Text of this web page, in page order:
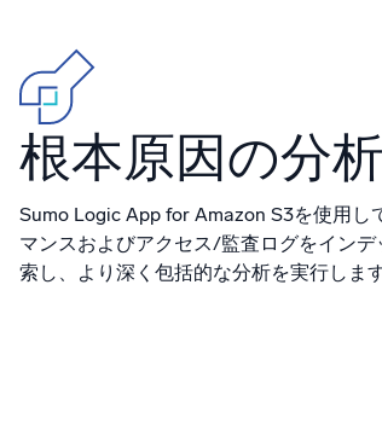
根本原因の分析
Sumo Logic App for Amazon S3を使用し
マンスおよびアクセス/監査ログをインデ
索し、より深く包括的な分析を実行します